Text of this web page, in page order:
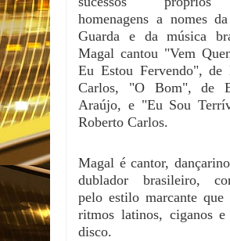
homenagens a nomes
Guarda e da música
Magal cantou "Vem
Eu Estou Fervendo", de
Carlos, "O Bom", de
Araújo, e "Eu Sou
Roberto Carlos.
Magal é cantor,
dublador brasileiro,
pelo estilo marcante que
ritmos latinos, ciganos e
disco.